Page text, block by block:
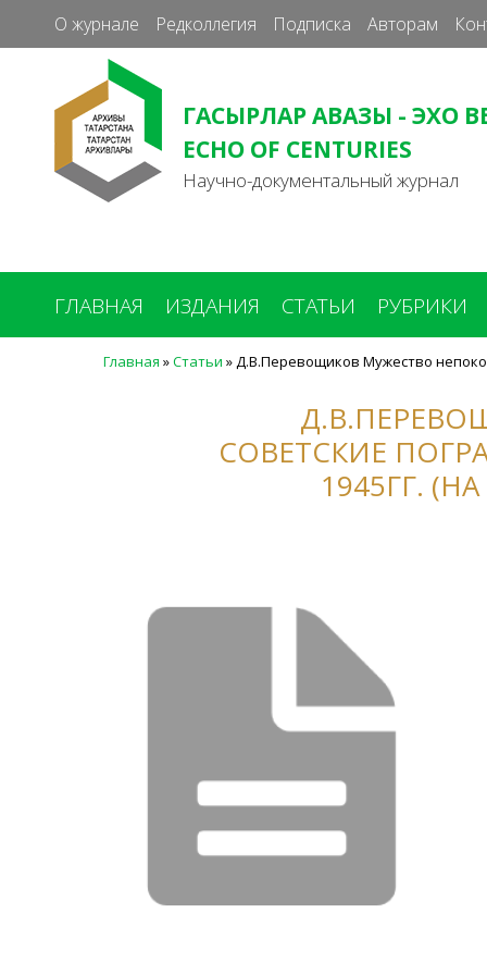
О журнале Редколлегия Подписка Авторам
ГАСЫРЛАР АВАЗЫ - ЭХО
ECHO OF CENTURIES
Научно-документальный журнал
ГЛАВНАЯ ИЗДАНИЯ СТАТЬИ РУБРИКИ
Главная »Статьи »Д.В.Перевощиков Мужество
СОВЕТСКИЕ
1945ГГ.